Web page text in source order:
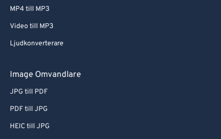
MP4 till MP3
Video till MP3
Ljudkonverterare
Image Omvandlare
JPG till PDF
PDF till JPG
HEIC till JPG